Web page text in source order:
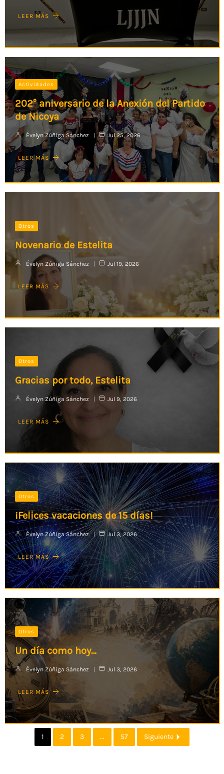
LEER MÁS
Actividades
202° aniversario de la Anexión del Partido
de Nicoya
Évelyn Zúñiga Sánchez Jul 25, 2026
LEER MÁS
Otros
Novenario de Estelita
Évelyn Zúñiga Sánchez Jul 19, 2026
LEER MÁS
Otros
Gracias por todo, Estelita
Évelyn Zúñiga Sánchez Jul 9, 2026
LEER MÁS
Otros
¡Felices vacaciones de 15 días!
Évelyn Zúñiga Sánchez Jul 3, 2026
LEER MÁS
Otros
Un día como hoy…
Évelyn Zúñiga Sánchez Jul 3, 2026
LEER MÁS
1 2 3 ... 57 Siguiente